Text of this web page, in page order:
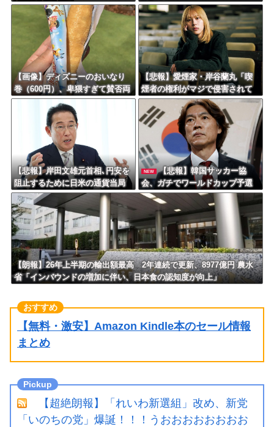
理の名前も刻印ｗｗｗｗｗｗｗ
ｗｗ
ュフローに陥る・・・
【画像】ディズニーのおいなり
巻（600円）、卑猥すぎて賛否両
論ｗｗｗｗｗｗｗｗｗ
【悲報】愛煙家・岸谷蘭丸「喫
煙者の権利がマジで侵害されて
る」と私見 「いくら税金を
我々が払ってるんだと」
【悲報】岸田文雄元首相､円安を
阻止するために日米の通貨当局
が実施した為替介入は｢一時しの
ぎに過ぎない｣との認識を示す
NEW
【悲報】韓国サッカー協
会、ガチでワールドカップ予選
での審判への性接待がバレ大炎
上大騒ぎにｗｗｗｗｗｗｗｗ
【朗報】26年上半期の輸出額最高 2年連続で更新、8977億円 農水
省「インバウンドの増加に伴い、日本食の認知度が向上」
【無料・激安】Amazon Kindle本のセール情報
まとめ
【超絶朗報】「れいわ新選組」改め、新党
「いのちの党」爆誕！！！うおおおおおおおお